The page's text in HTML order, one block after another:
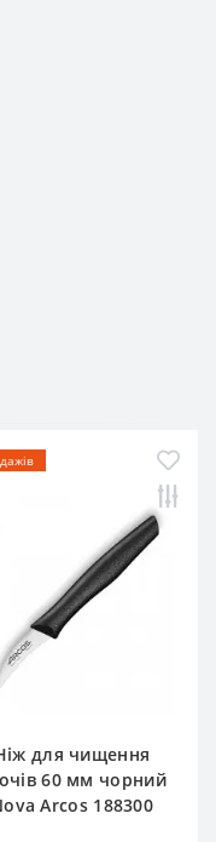
для чищення
60 мм чорний
Arcos 188300